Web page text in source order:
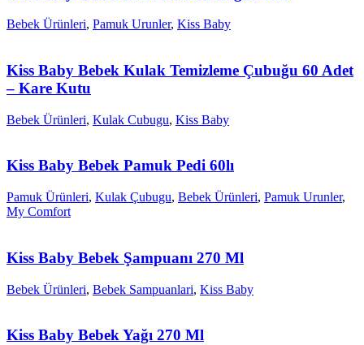
Bebek Ürünleri, Pamuk Urunler, Kiss Baby
Kiss Baby Bebek Kulak Temizleme Çubuğu 60 Adet
– Kare Kutu
Bebek Ürünleri, Kulak Cubugu, Kiss Baby
Kiss Baby Bebek Pamuk Pedi 60lı
Pamuk Ürünleri, Kulak Çubugu, Bebek Ürünleri, Pamuk Urunler,
My Comfort
Kiss Baby Bebek Şampuanı 270 Ml
Bebek Ürünleri, Bebek Sampuanlari, Kiss Baby
Kiss Baby Bebek Yağı 270 Ml